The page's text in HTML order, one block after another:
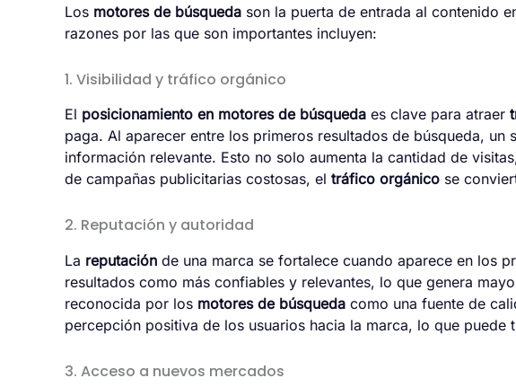
Los motores de búsqueda son la puerta de entrada al contenido
razones por las que son importantes incluyen:
1. Visibilidad y tráfico orgánico
El posicionamiento en motores de búsqueda es clave para atraer
paga. Al aparecer entre los primeros resultados de búsqueda,
información relevante. Esto no solo aumenta la cantidad de
de campañas publicitarias costosas, el tráfico orgánico se
2. Reputación y autoridad
La reputación de una marca se fortalece cuando aparece en los
resultados como más confiables y relevantes, lo que genera
reconocida por los motores de búsqueda como una fuente de
percepción positiva de los usuarios hacia la marca, lo que
3. Acceso a nuevos mercados